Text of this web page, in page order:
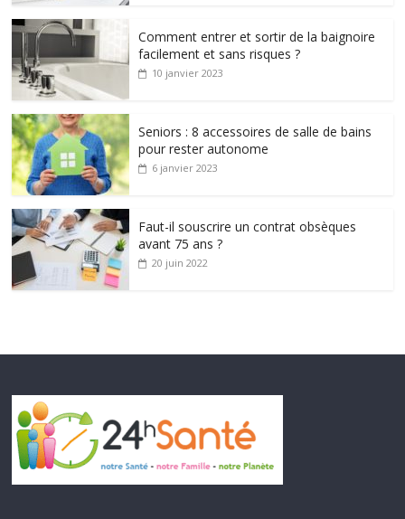
Comment entrer et sortir de la baignoire
facilement et sans risques ?
10 janvier 2023
Seniors : 8 accessoires de salle de bains
pour rester autonome
6 janvier 2023
Faut-il souscrire un contrat obsèques
avant 75 ans ?
20 juin 2022